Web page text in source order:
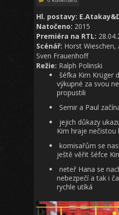
Hl. postavy:
Natočeno: 2015
Premiéra na RTL:
Scénář: Horst Wieschen,
Sven Frauenhoff
Režie: Ralph Polinski
šéfka Kim Krüger
výkupné za svou
propustili
Semir a Paul
jejich důkazy
Kim hraje nečistou
komisařům se
ještě věřit šéfce
neteř Hana se
nebezpečí a tak i
rychle utíká